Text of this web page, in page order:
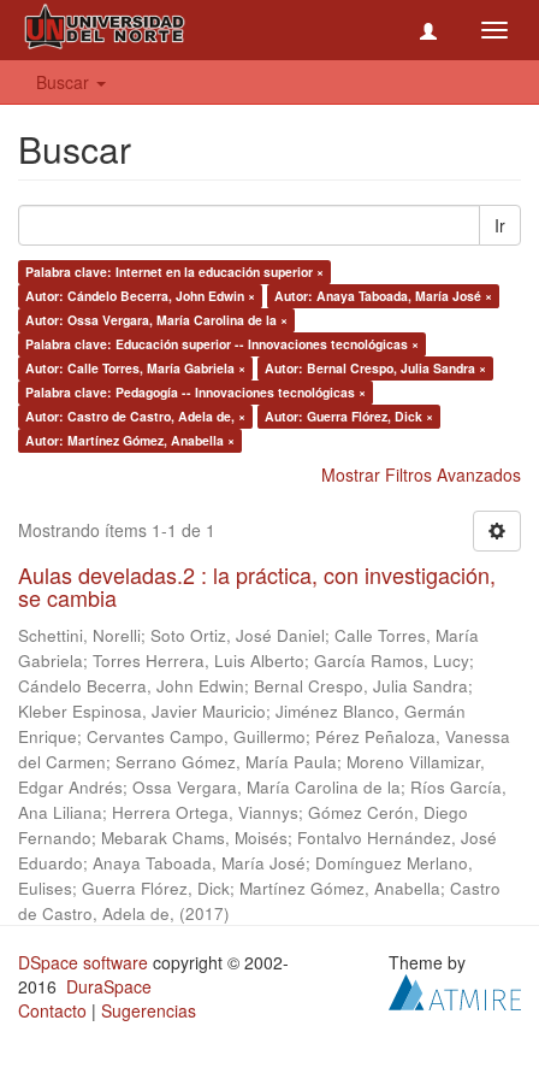
Buscar
Buscar
Ir
Palabra clave: Internet en la educación superior ×
Autor: Cándelo Becerra, John Edwin ×
Autor: Anaya Taboada, María José ×
Autor: Ossa Vergara, María Carolina de la ×
Palabra clave: Educación superior -- Innovaciones tecnológicas ×
Autor: Calle Torres, María Gabriela ×
Autor: Bernal Crespo, Julia Sandra ×
Palabra clave: Pedagogía -- Innovaciones tecnológicas ×
Autor: Castro de Castro, Adela de, ×
Autor: Guerra Flórez, Dick ×
Autor: Martínez Gómez, Anabella ×
Mostrar Filtros Avanzados
Mostrando ítems 1-1 de 1
Aulas develadas.2 : la práctica, con investigación,
se cambia
Schettini, Norelli; Soto Ortiz, José Daniel; Calle Torres, María
Gabriela; Torres Herrera, Luis Alberto; García Ramos, Lucy;
Cándelo Becerra, John Edwin; Bernal Crespo, Julia Sandra;
Kleber Espinosa, Javier Mauricio; Jiménez Blanco, Germán
Enrique; Cervantes Campo, Guillermo; Pérez Peñaloza, Vanessa
del Carmen; Serrano Gómez, María Paula; Moreno Villamizar,
Edgar Andrés; Ossa Vergara, María Carolina de la; Ríos García,
Ana Liliana; Herrera Ortega, Viannys; Gómez Cerón, Diego
Fernando; Mebarak Chams, Moisés; Fontalvo Hernández, José
Eduardo; Anaya Taboada, María José; Domínguez Merlano,
Eulises; Guerra Flórez, Dick; Martínez Gómez, Anabella; Castro
de Castro, Adela de, (2017)
DSpace software copyright © 2002-
2016 DuraSpace
Contacto | Sugerencias
Theme by